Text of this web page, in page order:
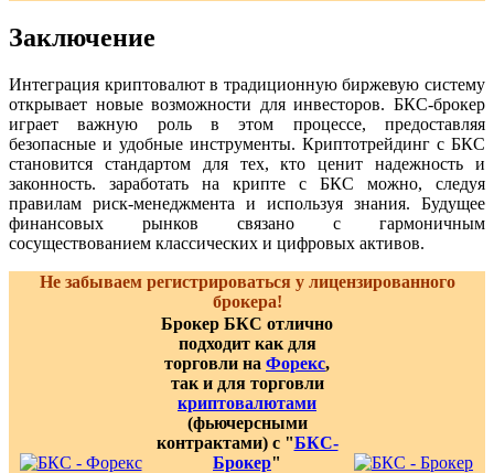
Заключение
Интеграция криптовалют в традиционную биржевую систему
открывает новые возможности для инвесторов. БКС-брокер
играет важную роль в этом процессе, предоставляя
безопасные и удобные инструменты. Криптотрейдинг с БКС
становится стандартом для тех, кто ценит надежность и
законность. заработать на крипте с БКС можно, следуя
правилам риск-менеджмента и используя знания. Будущее
финансовых рынков связано с гармоничным
сосуществованием классических и цифровых активов.
Не забываем регистрироваться у лицензированного
брокера!
Брокер БКС отлично
подходит как для
торговли на Форекс,
так и для торговли
криптовалютами
(фьючерсными
контрактами) с "БКС-
Брокер"